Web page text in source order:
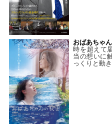
おばあちゃ
時を超えて
当の想いに
っくりと動